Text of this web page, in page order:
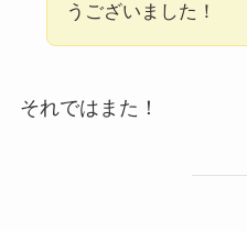
うございました！
それではまた！